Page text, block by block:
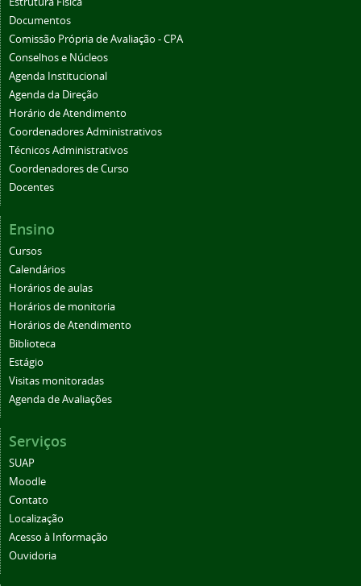
Documentos
Comissão Própria de Avaliação - CPA
Conselhos e Núcleos
Agenda Institucional
Agenda da Direção
Horário de Atendimento
Coordenadores Administrativos
Técnicos Administrativos
Coordenadores de Curso
Docentes
Ensino
Cursos
Calendários
Horários de aulas
Horários de monitoria
Horários de Atendimento
Biblioteca
Estágio
Visitas monitoradas
Agenda de Avaliações
Serviços
SUAP
Moodle
Contato
Localização
Acesso à Informação
Ouvidoria